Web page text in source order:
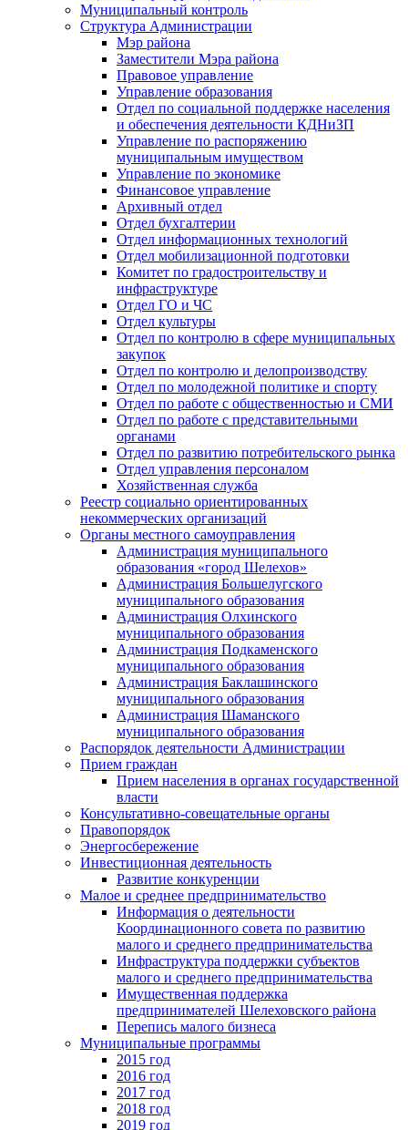
Муниципальный контроль
Структура Администрации
Мэр района
Заместители Мэра района
Правовое управление
Управление образования
Отдел по социальной поддержке населения
и обеспечения деятельности КДНиЗП
Управление по распоряжению
муниципальным имуществом
Управление по экономике
Финансовое управление
Архивный отдел
Отдел бухгалтерии
Отдел информационных технологий
Отдел мобилизационной подготовки
Комитет по градостроительству и
инфраструктуре
Отдел ГО и ЧС
Отдел культуры
Отдел по контролю в сфере муниципальных
закупок
Отдел по контролю и делопроизводству
Отдел по молодежной политике и спорту
Отдел по работе с общественностью и СМИ
Отдел по работе с представительными
органами
Отдел по развитию потребительского рынка
Отдел управления персоналом
Хозяйственная служба
Реестр социально ориентированных
некоммерческих организаций
Органы местного самоуправления
Администрация муниципального
образования «город Шелехов»
Администрация Большелугского
муниципального образования
Администрация Олхинского
муниципального образования
Администрация Подкаменского
муниципального образования
Администрация Баклашинского
муниципального образования
Администрация Шаманского
муниципального образования
Распорядок деятельности Администрации
Прием граждан
Прием населения в органах государственной
власти
Консультативно-совещательные органы
Правопорядок
Энергосбережение
Инвестиционная деятельность
Развитие конкуренции
Малое и среднее предпринимательство
Информация о деятельности
Координационного совета по развитию
малого и среднего предпринимательства
Инфраструктура поддержки субъектов
малого и среднего предпринимательства
Имущественная поддержка
предпринимателей Шелеховского района
Перепись малого бизнеса
Муниципальные программы
2015 год
2016 год
2017 год
2018 год
2019 год